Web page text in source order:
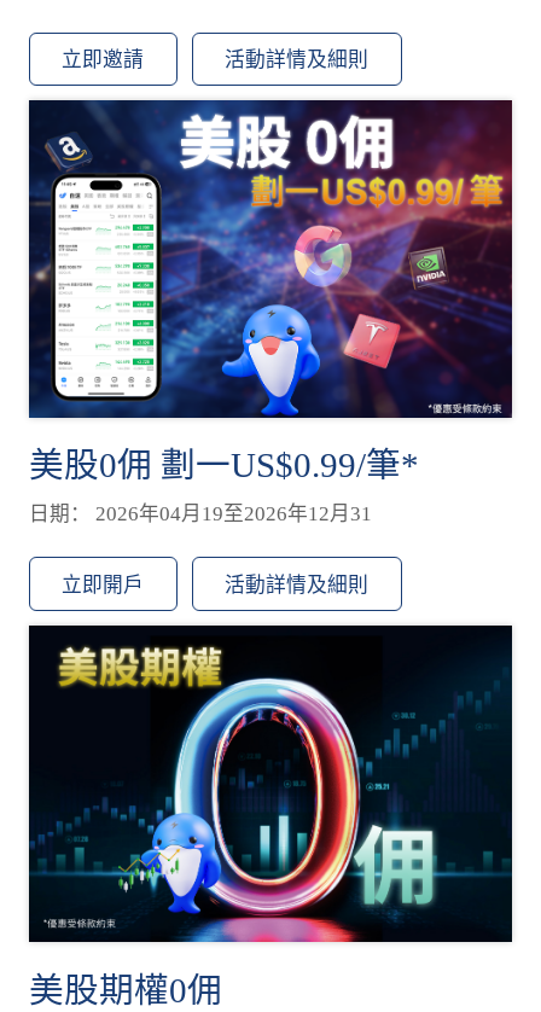
立即邀請 活動詳情及細則
美股0佣 劃一US$0.99/筆*
日期： 2026年04月19至2026年12月31
立即開戶 活動詳情及細則
美股期權0佣